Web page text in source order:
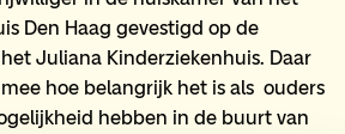
Den Haag gevestigd op de
Juliana Kinderziekenhuis. Daar
hoe belangrijk het is als ouders
hebben in de buurt van